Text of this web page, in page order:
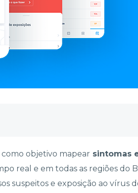
objetivo mapear sintomas
real e em todas as regiões do
suspeitos e exposição ao vírus